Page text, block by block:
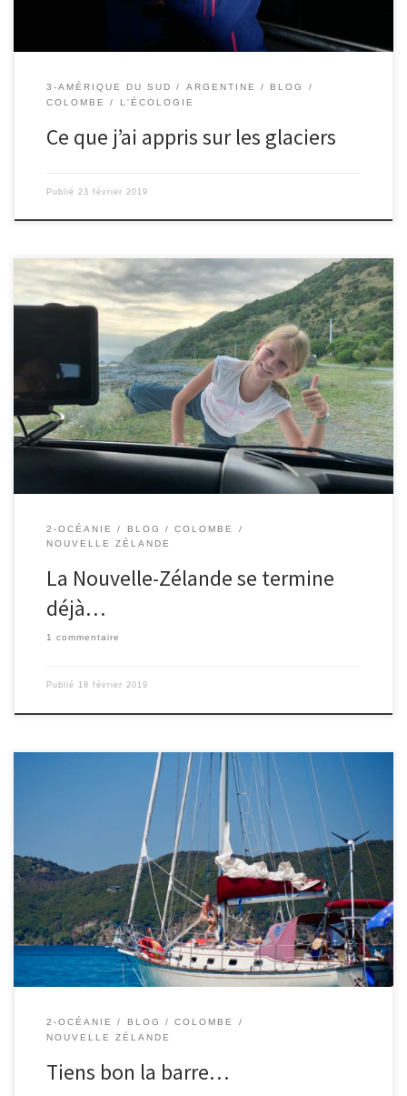
3-AMÉRIQUE DU SUD ARGENTINE
BLOG
COLOMBE
L'ÉCOLOGIE
Ce que j’ai appris sur les glaciers
Publié 23 février 2019
17/02/2019 – Colombe. J’étais très contente de voyager en
caming-car et d’aller dans quelques campings. En quelques
kilomètres, nous pouvions voir plein de paysages différents : des
lacs, des montagnes, des volcans, des plages et d’autres choses
merveilleuses. J’ai bien aimé le climat car il ne faisait ni trop
chaud, […]
2-OCÉANIE BLOG
COLOMBE
NOUVELLE ZÉLANDE
La Nouvelle-Zélande se termine
déjà…
1 commentaire
Publié 18 février 2019
11/02/2019 – Colombe. Depuis que j’ai quatre ans, j’adore la voile.
Je rêve de devenir skipper. La seule chose que je préfère, ce sont
mes super z’amies ! Les parents ont décidé de faire une journée
croisière sur un voilier. Quelle joie ! Au début, nous sommes partis
au moteur […]
2-OCÉANIE BLOG
COLOMBE
NOUVELLE ZÉLANDE
Tiens bon la barre…